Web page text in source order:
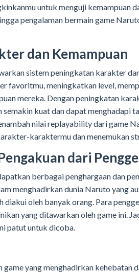
untuk menguji kemampuan
pengalaman bermain game
dan Kemampuan
sistem peningkatan karakter
favoritmu, meningkatkan level,
mereka. Dengan peningkatan
semakin kuat dan dapat menghadapi
nilai replayability dari game
karaktermu dan menemukan
dari
berbagai penghargaan dan
menghadirkan dunia Naruto yang
diakui oleh banyak orang. Para
yang ditawarkan oleh game ini.
patut untuk dicoba.
yang menghadirkan kehebatan